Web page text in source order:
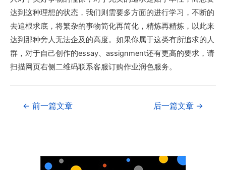
达到这种理想的状态，我们则需要多方面的进行学习，不断的
去追根求底，将繁杂的事物简化再简化，精炼再精炼，以此来
达到那种旁人无法企及的高度。如果你属于这类有所追求的人
群，对于自己创作的essay、assignment还有更高的要求，请
扫描网页右侧二维码联系客服订购作业润色服务。
← 前一篇文章 后一篇文章 →